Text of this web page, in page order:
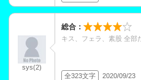
sys(2)
総合：
キス、フェラ、素股 全部
全323文字 2020/09/23